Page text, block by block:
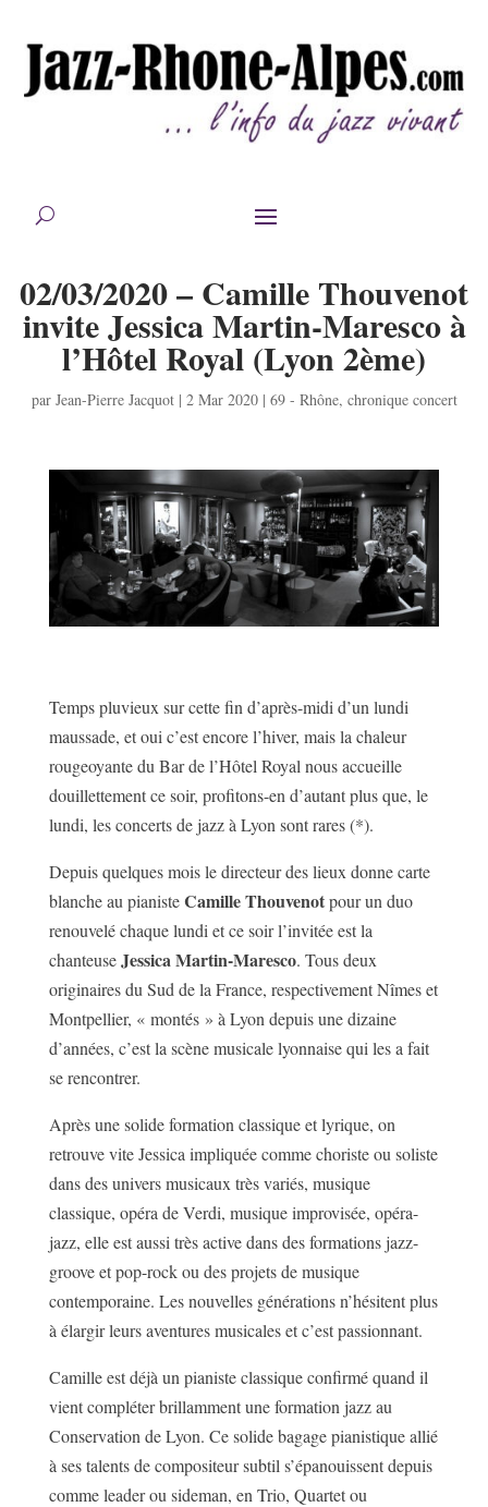
02/03/2020 – Camille Thouvenot
invite Jessica Martin-Maresco à
l’Hôtel Royal (Lyon 2ème)
par Jean-Pierre Jacquot| 2 Mar 2020| 69 - Rhône, chronique concert
Temps pluvieux sur cette fin d’après-midi d’un lundi
maussade, et oui c’est encore l’hiver, mais la chaleur
rougeoyante du Bar de l’Hôtel Royal nous accueille
douillettement ce soir, profitons-en d’autant plus que, le
lundi, les concerts de jazz à Lyon sont rares (*).
Depuis quelques mois le directeur des lieux donne carte
blanche au pianisteCamille Thouvenotpour un duo
renouvelé chaque lundi et ce soir l’invitée est la
chanteuseJessica Martin-Maresco. Tous deux
originaires du Sud de la France, respectivement Nîmes et
Montpellier, « montés » à Lyon depuis une dizaine
d’années, c’est la scène musicale lyonnaise qui les a fait
se rencontrer.
Après une solide formation classique et lyrique, on
retrouve vite Jessica impliquée comme choriste ou soliste
dans des univers musicaux très variés, musique
classique, opéra de Verdi, musique improvisée, opéra-
jazz, elle est aussi très active dans des formations jazz-
groove et pop-rock ou des projets de musique
contemporaine. Les nouvelles générations n’hésitent plus
à élargir leurs aventures musicales et c’est passionnant.
Camille est déjà un pianiste classique confirmé quand il
vient compléter brillamment une formation jazz au
Conservation de Lyon. Ce solide bagage pianistique allié
à ses talents de compositeur subtil s’épanouissent depuis
comme leader ou sideman, en Trio, Quartet ou